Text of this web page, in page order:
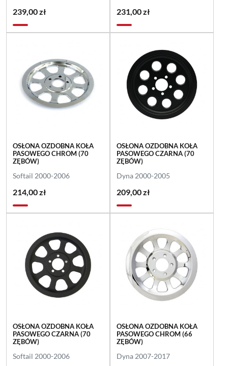
239,00 zł 231,00 zł
OSŁONA OZDOBNA KOŁA
PASOWEGO CHROM (70
ZĘBÓW)
Softail 2000-2006
214,00 zł
OSŁONA OZDOBNA KOŁA
PASOWEGO CZARNA (70
ZĘBÓW)
Dyna 2000-2005
209,00 zł
OSŁONA OZDOBNA KOŁA
PASOWEGO CZARNA (70
ZĘBÓW)
Softail 2000-2006
OSŁONA OZDOBNA KOŁA
PASOWEGO CHROM (66
ZĘBÓW)
Dyna 2007-2017